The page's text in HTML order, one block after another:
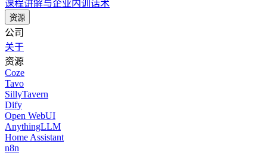
课程讲解与企业内训话术
资源
公司
关于
资源
Coze
Tavo
SillyTavern
Dify
Open WebUI
AnythingLLM
Home Assistant
n8n